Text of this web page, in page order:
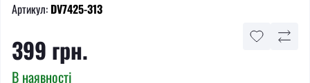
Артикул: DV7425-313
399 грн.
В наявності